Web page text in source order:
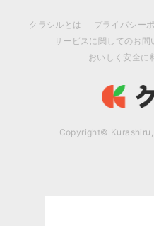
クラシルとは プライバシー
サービスに関してのお問
おいしく安全に
Copyright© Kurashiru,